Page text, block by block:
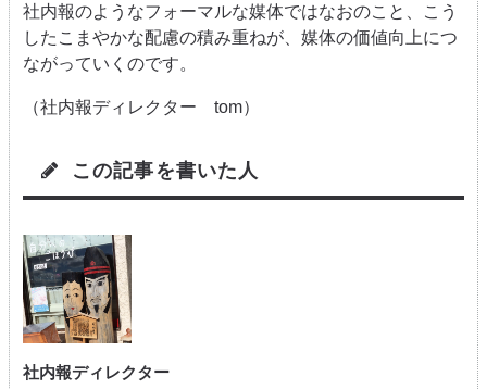
社内報のようなフォーマルな媒体ではなおのこと、こう
したこまやかな配慮の積み重ねが、媒体の価値向上につ
ながっていくのです。
（社内報ディレクター tom）
この記事を書いた人
社内報ディレクター